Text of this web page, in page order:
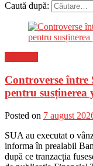
Caută după:
Controverse între
pentru susținerea
Posted on 7 august
SUA au executat o
informa în prealabil
după ce tranzacția